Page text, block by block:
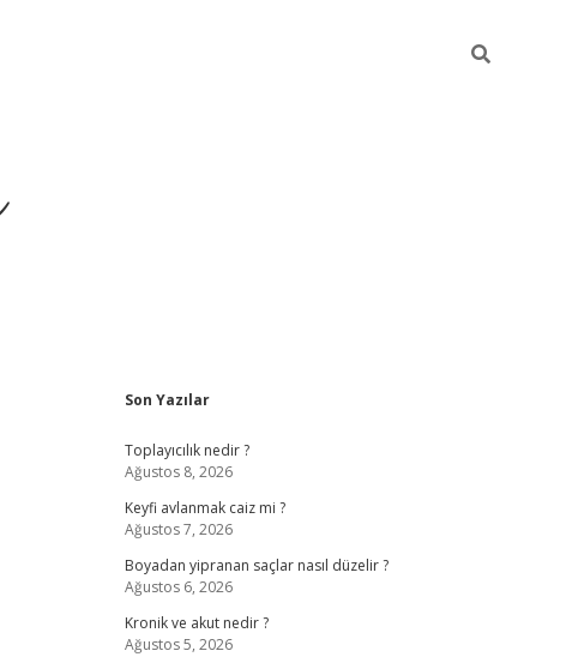
Sidebar
Son Yazılar
Toplayıcılık nedir ?
Ağustos 8, 2026
Keyfi avlanmak caiz mi ?
Ağustos 7, 2026
Boyadan yipranan saçlar nasıl düzelir ?
Ağustos 6, 2026
Kronik ve akut nedir ?
Ağustos 5, 2026